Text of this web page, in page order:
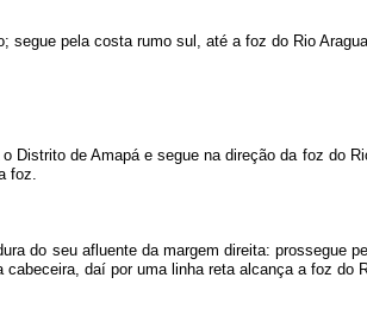
segue pela costa rumo sul, até a foz do Rio
Distrito de Amapá e segue na direção da foz do
foz.
do seu afluente da margem direita:
daí por uma linha reta alcança a foz do